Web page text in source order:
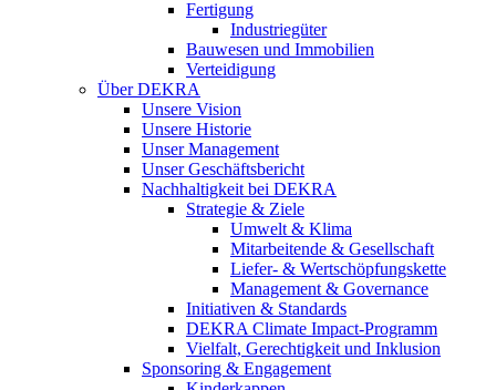
Fertigung
Industriegüter
Bauwesen und Immobilien
Verteidigung
Über DEKRA
Unsere Vision
Unsere Historie
Unser Management
Unser Geschäftsbericht
Nachhaltigkeit bei DEKRA
Strategie & Ziele
Umwelt & Klima
Mitarbeitende & Gesellschaft
Liefer- & Wertschöpfungskette
Management & Governance
Initiativen & Standards
DEKRA Climate Impact-Programm
Vielfalt, Gerechtigkeit und Inklusion​
Sponsoring & Engagement